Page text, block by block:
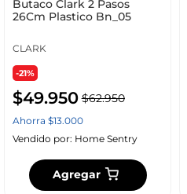
Butaco Clark 2 Pasos
26Cm Plastico Bn_05
CLARK
-21%
$49.950 $62.950
Ahorra $13.000
Vendido por: Home Sentry
Agregar